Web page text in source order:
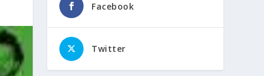
Facebook
Twitter